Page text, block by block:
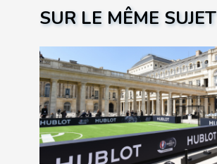
SUR LE MÊME SUJET